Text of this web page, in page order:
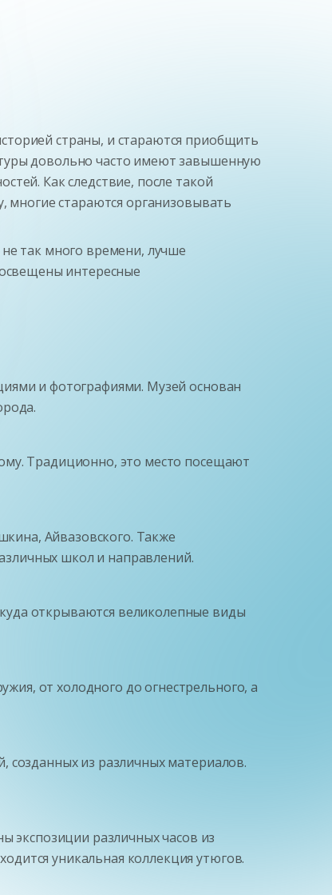
страны, и стараются приобщить
довольно часто имеют завышенную
Как следствие, после такой
многие стараются организовывать
так много времени, лучше
интересные
и фотографиями. Музей основан
Традиционно, это место посещают
Айвазовского. Также
школ и направлений.
открываются великолепные виды
от холодного до огнестрельного, а
созданных из различных материалов.
экспозиции различных часов из
уникальная коллекция утюгов.